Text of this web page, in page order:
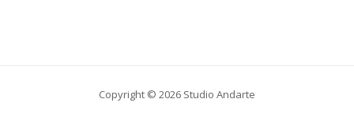
Copyright © 2026 Studio Andarte